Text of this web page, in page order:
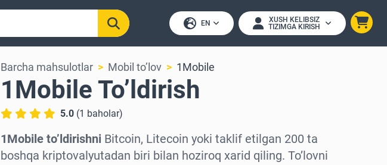
EN
XUSH KELIBSIZ
TIZIMGA KIRISH
Barcha mahsulotlar Mobil to’lov 1Mobile
1Mobile To’ldirish
5.0 (1 baholar)
1Mobile to’ldirishni Bitcoin, Litecoin yoki taklif etilgan 200 ta
boshqa kriptovalyutadan biri bilan hoziroq xarid qiling. To’lovni